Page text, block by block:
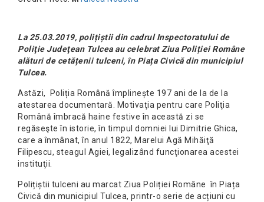
La 25.03.2019, polițiștii din cadrul Inspectoratului de
Poliţie Judeţean Tulcea au celebrat Ziua Poliției Române
alături de cetățenii tulceni, în Piața Civică din municipiul
Tulcea.
Astăzi, Poliția Română împlinește 197 ani de la de la
atestarea documentară. Motivaţia pentru care Poliţia
Română îmbracă haine festive în această zi se
regăseşte în istorie, în timpul domniei lui Dimitrie Ghica,
care a înmânat, în anul 1822, Marelui Agă Mihăiţă
Filipescu, steagul Agiei, legalizând funcţionarea acestei
instituţii.
Polițiștii tulceni au marcat Ziua Poliției Române în Piața
Civică din municipiul Tulcea, printr-o serie de acțiuni cu